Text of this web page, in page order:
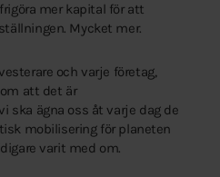
mer kapital för att
Mycket mer.
och varje företag,
att det är
ska ägna oss åt varje dag de
mobilisering för planeten
varit med om.